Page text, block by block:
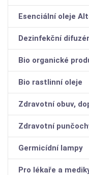
Esenciální oleje
Dezinfekční
Bio organické
Bio rastlinní oleje
Zdravotní obuv,
Zdravotní
Germicídní lampy
Pro lékaře a